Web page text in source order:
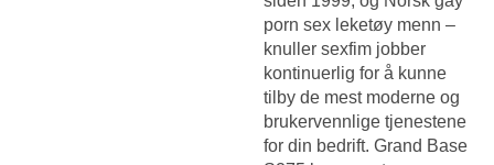
porn sex leketøy menn –
knuller sexfim jobber
kontinuerlig for å kunne
tilby de mest moderne og
brukervennlige tjenestene
for din bedrift. Grand Base